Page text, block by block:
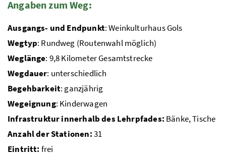
Angaben zum Weg:
Ausgangs- und Endpunkt: Weinkulturhaus Gols
Wegtyp: Rundweg (Routenwahl möglich)
Weglänge: 9,8 Kilometer Gesamtstrecke
Wegdauer: unterschiedlich
Begehbarkeit: ganzjährig
Wegeignung: Kinderwagen
Infrastruktur innerhalb des Lehrpfades: Bänke, Tische
Anzahl der Stationen:31
Eintritt: frei